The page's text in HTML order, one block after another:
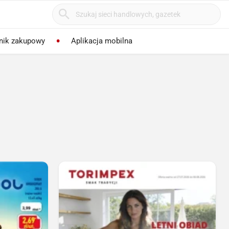
zakupowy Aplikacja mobilna